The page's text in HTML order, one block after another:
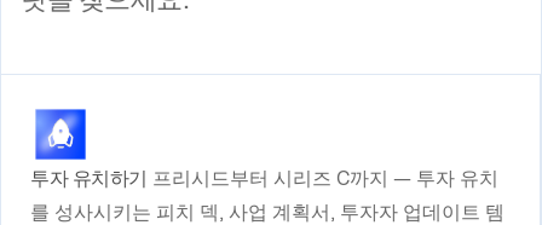
투자 유치하기 프리시드부터 시리즈 C까지 — 투자 유치
를 성사시키는 피치 덱, 사업 계획서, 투자자 업데이트 템